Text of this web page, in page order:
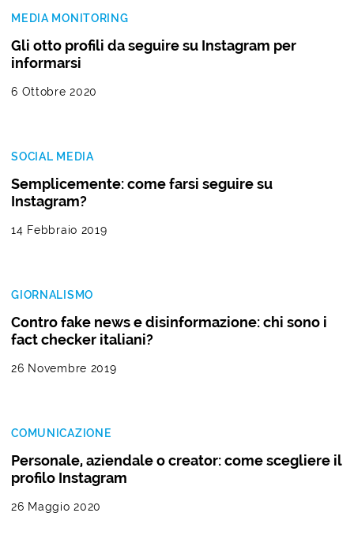
MEDIA MONITORING
Gli otto profili da seguire su Instagram per
informarsi
6 Ottobre 2020
SOCIAL MEDIA
Semplicemente: come farsi seguire su
Instagram?
14 Febbraio 2019
GIORNALISMO
Contro fake news e disinformazione: chi sono i
fact checker italiani?
26 Novembre 2019
COMUNICAZIONE
Personale, aziendale o creator: come scegliere il
profilo Instagram
26 Maggio 2020